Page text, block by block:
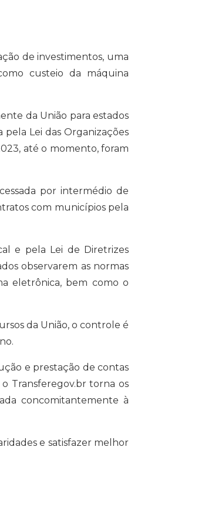
de investimentos, uma
custeio da máquina
da União para estados
Lei das Organizações
até o momento, foram
por intermédio de
com municípios pela
e pela Lei de Diretrizes
observarem as normas
eletrônica, bem como o
da União, o controle é
e prestação de contas
o Transferegov.br torna os
concomitantemente à
e satisfazer melhor